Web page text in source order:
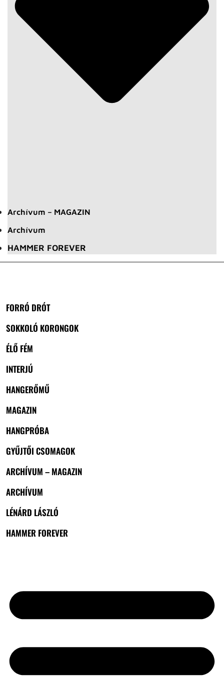
Archívum – MAGAZIN
Archívum
HAMMER FOREVER
FORRÓ DRÓT
SOKKOLÓ KORONGOK
ÉLŐ FÉM
INTERJÚ
HANGERŐMŰ
MAGAZIN
HANGPRÓBA
GYŰJTŐI CSOMAGOK
ARCHÍVUM – MAGAZIN
ARCHÍVUM
LÉNÁRD LÁSZLÓ
HAMMER FOREVER